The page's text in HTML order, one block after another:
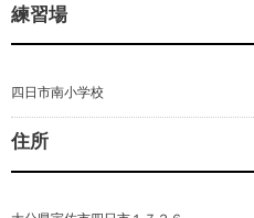
練習場
四日市南小学校
住所